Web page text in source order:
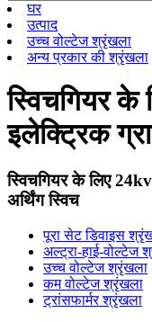
घर
उत्पाद
उच्च वोल्टेज श्रृंखला
अन्य प्रकार की श्रृंखला
स्विचगियर के
इलेक्ट्रिक
स्विचगियर के लिए
अर्थिंग स्विच
पूरा सेट डिवाइस
अल्ट्रा-हाई-वोल्टेज
उच्च वोल्टेज श्रृंखला
कम वोल्टेज श्रृंखला
ट्रांसफार्मर श्रृंखला